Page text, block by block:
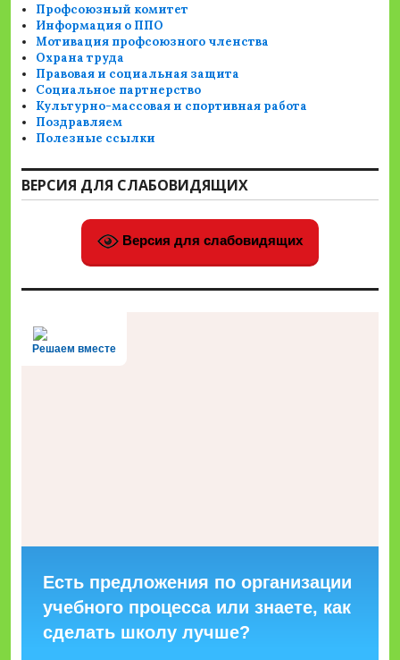
Профсоюзный комитет
Информация о ППО
Мотивация профсоюзного членства
Охрана труда
Правовая и социальная защита
Социальное партнерство
Культурно-массовая и спортивная работа
Поздравляем
Полезные ссылки
ВЕРСИЯ ДЛЯ СЛАБОВИДЯЩИХ
Версия для слабовидящих
Решаем вместе
Есть предложения по организации
учебного процесса или знаете, как
сделать школу лучше?